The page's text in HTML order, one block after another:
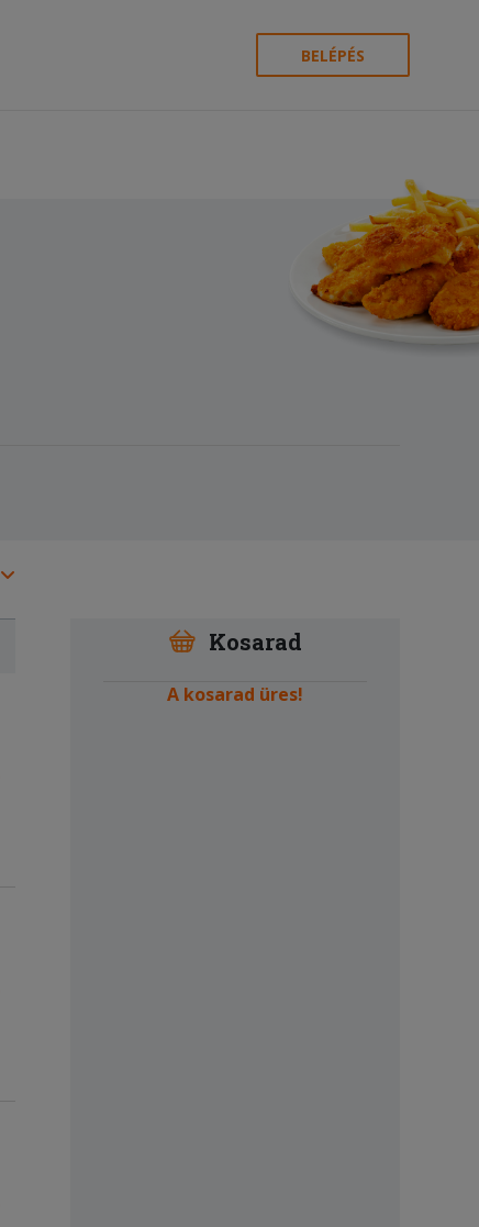
BELÉPÉS
Kosarad
A kosarad üres!